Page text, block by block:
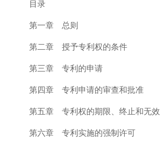
目录
第一章 总则
第二章 授予专利权的条件
第三章 专利的申请
第四章 专利申请的审查和批准
第五章 专利权的期限、终止和无效
第六章 专利实施的强制许可